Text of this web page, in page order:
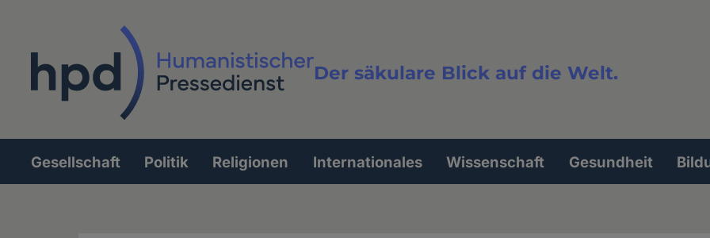
Der säkulare Blick auf die Welt.
Volltextsuche
Hauptnavigation
Gesellschaft Politik Religionen Internationales Wissenschaft Gesundheit